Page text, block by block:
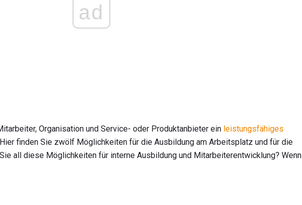
ad
Organisation und Service- oder Produktanbieter ein leistungsfähiges
finden Sie zwölf Möglichkeiten für die Ausbildung am Arbeitsplatz und für die
all diese Möglichkeiten für interne Ausbildung und Mitarbeiterentwicklung? Wenn